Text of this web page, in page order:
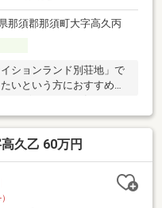
那須郡那須町大字高久丙
ションランド別荘地」で
いという方におすすめの
ございません。気になる
米のうち52平米は私道。
力金700 000円＋消費税
000円＋消費税（330
給水施設維持管理費 年額
714円＋消費税。別荘地管
率の制限：180％。
久乙 60万円